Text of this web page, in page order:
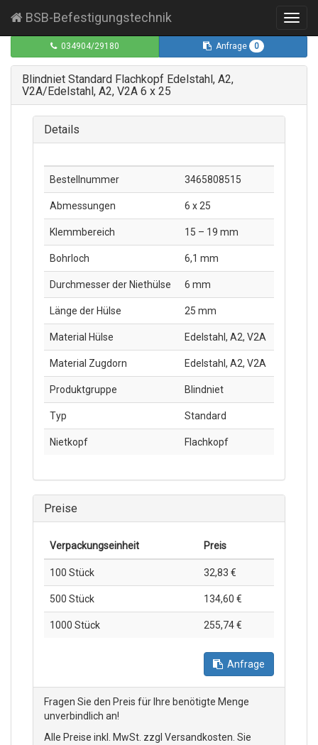
BSB-Befestigungstechnik
Blindniet Standard Flachkopf Edelstahl, A2,
V2A/Edelstahl, A2, V2A 6 x 25
Details
Bestellnummer 3465808515
Abmessungen 6 x 25
Klemmbereich 15 – 19 mm
Bohrloch 6,1 mm
Durchmesser der Niethülse 6 mm
Länge der Hülse 25 mm
Material Hülse Edelstahl, A2, V2A
Material Zugdorn Edelstahl, A2, V2A
Produktgruppe Blindniet
Typ Standard
Nietkopf Flachkopf
Preise
Verpackungs­einheit Preis
100 Stück 32,83 €
500 Stück 134,60 €
1000 Stück 255,74 €
Anfrage
Fragen Sie den Preis für Ihre benötigte Menge
unverbindlich an!
Alle Preise inkl. MwSt. zzgl Versandkosten. Sie
034904/29180 Anfrage 0